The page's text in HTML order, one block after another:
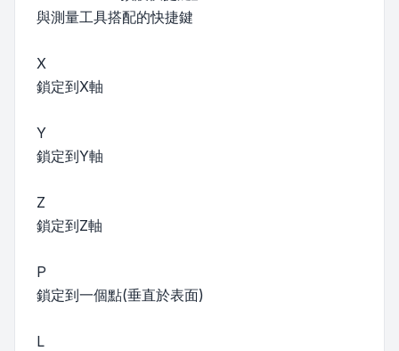
與測量工具搭配的快捷鍵
X
鎖定到X軸
Y
鎖定到Y軸
Z
鎖定到Z軸
P
鎖定到一個點(垂直於表面)
L